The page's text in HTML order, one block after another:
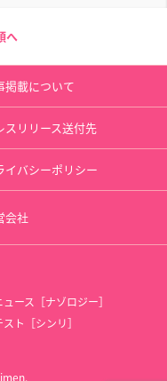
へ
掲載について
スリリース送付先
イバシーポリシー
会社
ース［ナゾロジー］
ト［シンリ］